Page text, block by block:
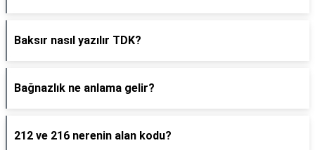
Baksır nasıl yazılır TDK?
Bağnazlık ne anlama gelir?
212 ve 216 nerenin alan kodu?